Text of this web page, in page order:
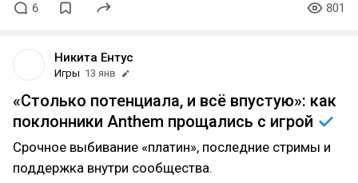
6 801
Никита Ентус
Игры 13 янв
«Столько потенциала, и всё впустую»: как
поклонники Anthem прощались с игрой
Срочное выбивание «платин», последние стримы и
поддержка внутри сообщества.